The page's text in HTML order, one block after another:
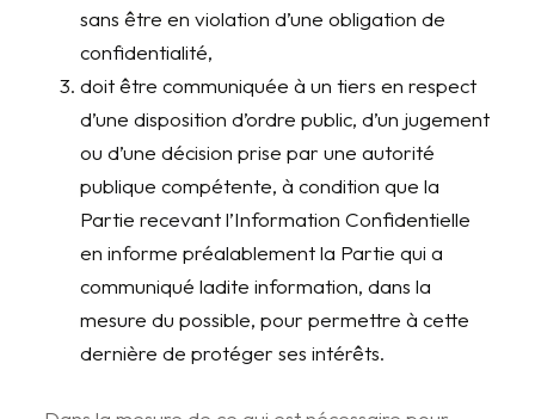
sans être en violation d’une obligation de
confidentialité,
doit être communiquée à un tiers en respect
d’une disposition d’ordre public, d’un jugement
ou d’une décision prise par une autorité
publique compétente, à condition que la
Partie recevant l’Information Confidentielle
en informe préalablement la Partie qui a
communiqué ladite information, dans la
mesure du possible, pour permettre à cette
dernière de protéger ses intérêts.